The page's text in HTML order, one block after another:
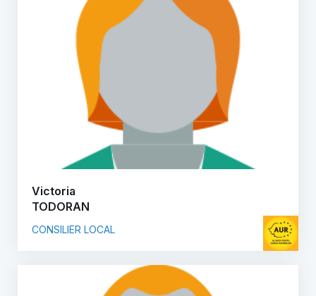
Victoria
TODORAN
CONSILIER LOCAL